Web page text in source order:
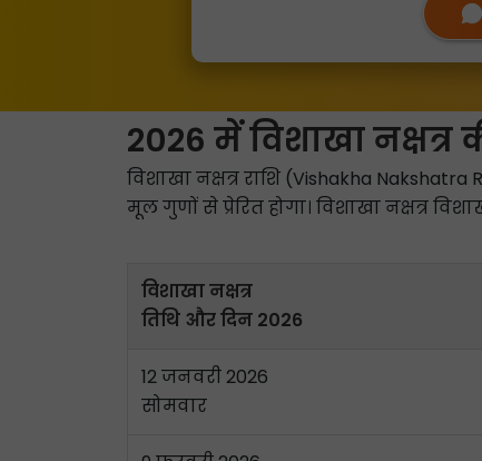
2026 में विशाखा नक्षत्र
विशाखा नक्षत्र राशि (Vishakha
मूल गुणों से प्रेरित होगा। विशाखा नक्षत्र
विशाखा नक्षत्र
तिथि और दिन 2026
12 जनवरी 2026
सोमवार